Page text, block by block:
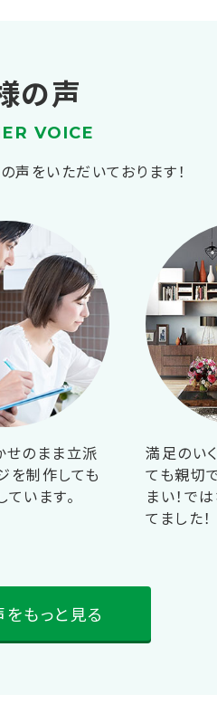
の声
VOICE
声をいただいております！
せのまま立派
を制作しても
います。
満足のい
ても親切
まい！で
てました！
もっと見る